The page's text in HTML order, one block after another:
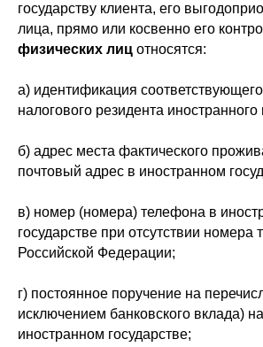
государству клиента, его
лица, прямо или косвенно его
физических лиц относятся:
а) идентификация
налогового резидента иностранного
б) адрес места фактического
почтовый адрес в иностранном
в) номер (номера) телефона в
государстве при отсутствии номера
Российской Федерации;
г) постоянное поручение на
исключением банковского вклада)
иностранном государстве;